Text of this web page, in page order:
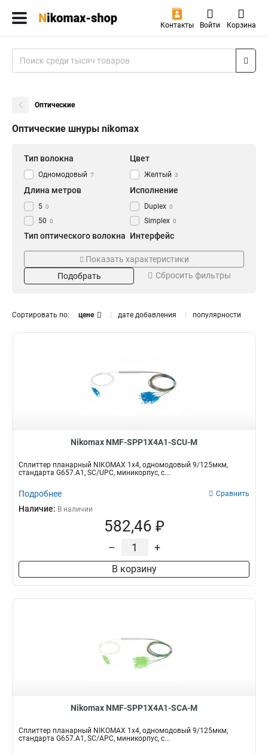
Контакты Войти Корзина
Оптические
Оптические шнуры nikomax
Тип волокна
Одномодовый 7
Цвет
Желтый 3
Длина метров
5 0
50 0
Исполнение
Duplex 0
Simplex 0
Тип оптического волокна
9/125мкм 8
Одномодовый 8
Интерфейс
SC/UPC 4
SC/APC 4
Стандарт
Показать характеристики
Подобрать
Сбросить фильтры
Сортировать по: цене дате добавления популярности
Nikomax NMF-SPP1X4A1-SCU-M
Сплиттер планарный NIKOMAX 1x4, одномодовый 9/125мкм,
стандарта G657.A1, SC/UPC, миникорпус, с...
Подробнее Сравнить
Наличие: В наличии
582,46 ₽
– +
В корзину
Nikomax NMF-SPP1X4A1-SCA-M
Сплиттер планарный NIKOMAX 1x4, одномодовый 9/125мкм,
стандарта G657.A1, SC/APC, миникорпус, с...